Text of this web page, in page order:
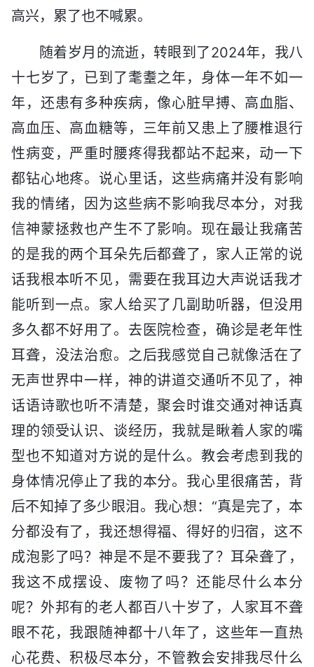
高兴，累了也不喊累。
随着岁月的流逝，转眼到了2024年，我八
十七岁了，已到了耄耋之年，身体一年不如一
年，还患有多种疾病，像心脏早搏、高血脂、
高血压、高血糖等，三年前又患上了腰椎退行
性病变，严重时腰疼得我都站不起来，动一下
都钻心地疼。说心里话，这些病痛并没有影响
我的情绪，因为这些病不影响我尽本分，对我
信神蒙拯救也产生不了影响。现在最让我痛苦
的是我的两个耳朵先后都聋了，家人正常的说
话我根本听不见，需要在我耳边大声说话我才
能听到一点。家人给买了几副助听器，但没用
多久都不好用了。去医院检查，确诊是老年性
耳聋，没法治愈。之后我感觉自己就像活在了
无声世界中一样，神的讲道交通听不见了，神
话语诗歌也听不清楚，聚会时谁交通对神话真
理的领受认识、谈经历，我就是瞅着人家的嘴
型也不知道对方说的是什么。教会考虑到我的
身体情况停止了我的本分。我心里很痛苦，背
后不知掉了多少眼泪。我心想：“真是完了，本
分都没有了，我还想得福、得好的归宿，这不
成泡影了吗？神是不是不要我了？耳朵聋了，
我这不成摆设、废物了吗？还能尽什么本分
呢？外邦有的老人都百八十岁了，人家耳不聋
眼不花，我跟随神都十八年了，这些年一直热
心花费、积极尽本分，不管教会安排我尽什么